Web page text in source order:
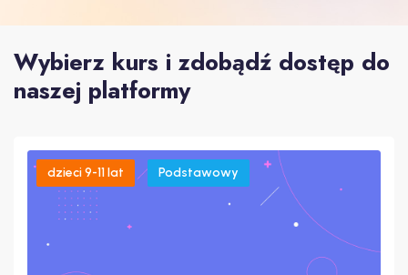
Wybierz kurs i zdobądź dostęp do
naszej platformy
dzieci 9-11 lat Podstawowy